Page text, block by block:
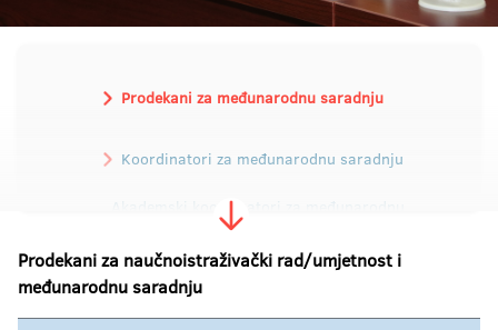
Prodekani za međunarodnu saradnju
Koordinatori za međunarodnu saradnju
Akademski koordinatori za međunarodnu
razmjenu studenata i osoblja
Prodekani za naučnoistraživački rad/umjetnost i
međunarodnu saradnju